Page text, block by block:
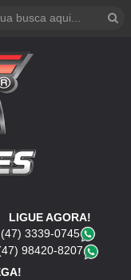
LIGUE AGORA!
(47) 3339-0745
98420-8207